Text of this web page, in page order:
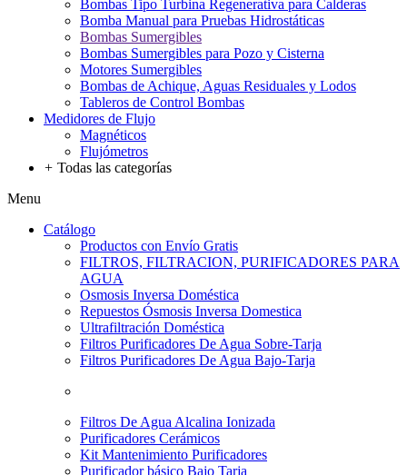
Bombas Tipo Turbina Regenerativa para Calderas
Bomba Manual para Pruebas Hidrostáticas
Bombas Sumergibles
Bombas Sumergibles para Pozo y Cisterna
Motores Sumergibles
Bombas de Achique, Aguas Residuales y Lodos
Tableros de Control Bombas
Medidores de Flujo
Magnéticos
Flujómetros
+ Todas las categorías
Menu
Catálogo
Productos con Envío Gratis
FILTROS, FILTRACION, PURIFICADORES PARA
AGUA
Osmosis Inversa Doméstica
Repuestos Ósmosis Inversa Domestica
Ultrafiltración Doméstica
Filtros Purificadores De Agua Sobre-Tarja
Filtros Purificadores De Agua Bajo-Tarja
Filtros De Agua Alcalina Ionizada
Purificadores Cerámicos
Kit Mantenimiento Purificadores
Purificador básico Bajo Tarja